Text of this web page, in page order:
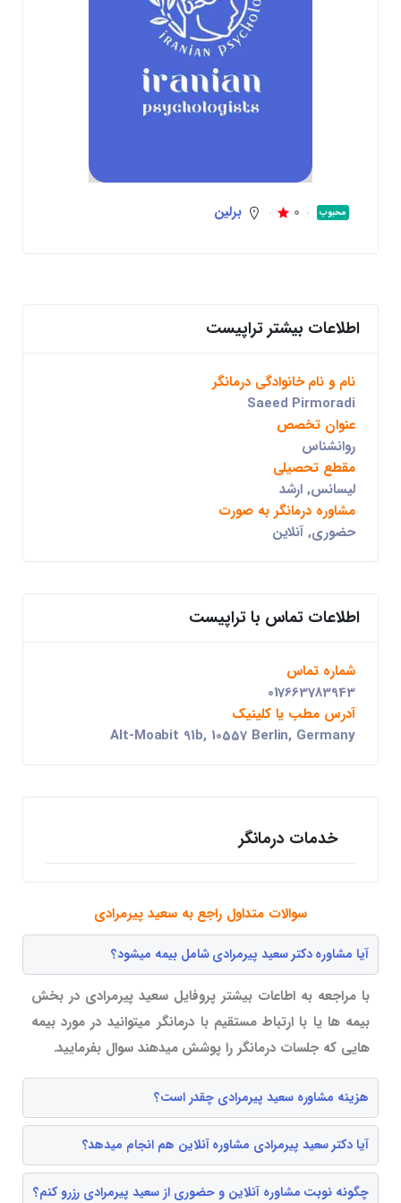
محبوب 0 برلین
اطلاعات بیشتر تراپیست
نام و نام خانوادگی درمانگر
Saeed Pirmoradi
عنوان تخصص
روانشناس
مقطع تحصیلی
لیسانس, ارشد
مشاوره درمانگر به صورت
حضوری, آنلاین
اطلاعات تماس با تراپیست
شماره تماس
017663783943
آدرس مطب یا کلینیک
Alt-Moabit 91b, 10557 Berlin, Germany
خدمات درمانگر
سوالات متداول راجع به سعید پیرمرادی
آیا مشاوره دکتر سعید پیرمرادی شامل بیمه میشود؟
با مراجعه به اطاعات بیشتر پروفایل سعید پیرمرادی در بخش
بیمه ها یا با ارتباط مستقیم با درمانگر میتوانید در مورد بیمه
هایی که جلسات درمانگر را پوشش میدهند سوال بفرمایید.
هزینه مشاوره سعید پیرمرادی چقدر است؟
آیا دکتر سعید پیرمرادی مشاوره آنلاین هم انجام میدهد؟
چگونه نوبت مشاوره آنلاین و حضوری از سعید پیرمرادی رزرو کنم؟